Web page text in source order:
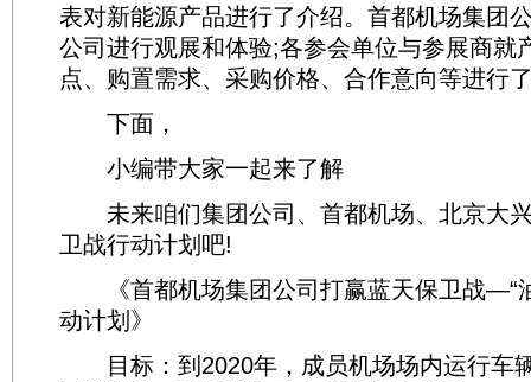
表对新能源产品进行了介绍。首都机场集团
公司进行观展和体验;各参会单位与参展商就
点、购置需求、采购价格、合作意向等进行
下面，
小编带大家一起来了解
未来咱们集团公司、首都机场、北京大
卫战行动计划吧!
《首都机场集团公司打赢蓝天保卫战—“
动计划》
目标：到2020年，成员机场场内运行车